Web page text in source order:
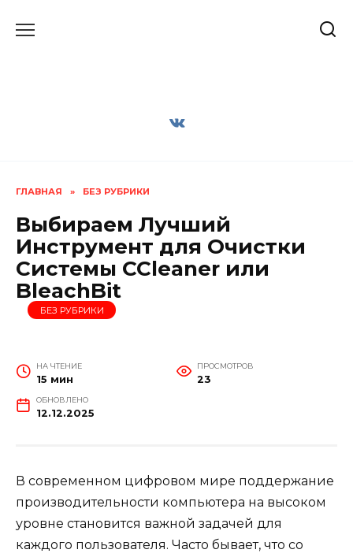
ГЛАВНАЯ » БЕЗ РУБРИКИ
Выбираем Лучший
Инструмент для Очистки
Системы CCleaner или
BleachBit
БЕЗ РУБРИКИ
НА ЧТЕНИЕ
15 мин
ПРОСМОТРОВ
23
ОБНОВЛЕНО
12.12.2025
В современном цифровом мире поддержание
производительности компьютера на высоком
уровне становится важной задачей для
каждого пользователя. Часто бывает, что со